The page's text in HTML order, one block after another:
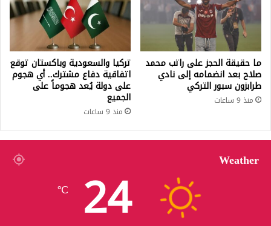
ما حقيقة الحجز على راتب محمد
صلاح بعد انضمامه إلى نادي
طرابزون سبور التركي
منذ 9 ساعات
تركيا والسعودية وباكستان توقع
اتفاقية دفاع مشترك.. أي هجوم
على دولة يُعد هجوماً على
الجميع
منذ 9 ساعات
Weather
24
℃